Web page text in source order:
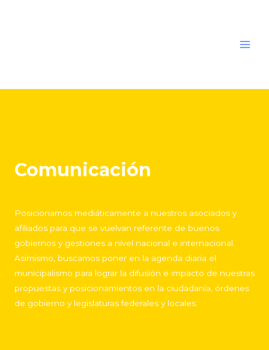
Comunicación
Posicionamos mediáticamente a nuestros asociados y
afiliados para que se vuelvan referente de buenos
gobiernos y gestiones a nivel nacional e internacional.
Asimismo, buscamos poner en la agenda diaria el
municipalismo para lograr la difusión e impacto de nuestras
propuestas y posicionamientos en la ciudadanía, órdenes
de gobierno y legislaturas federales y locales.